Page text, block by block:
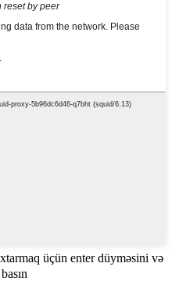
üçün enter düyməsini və